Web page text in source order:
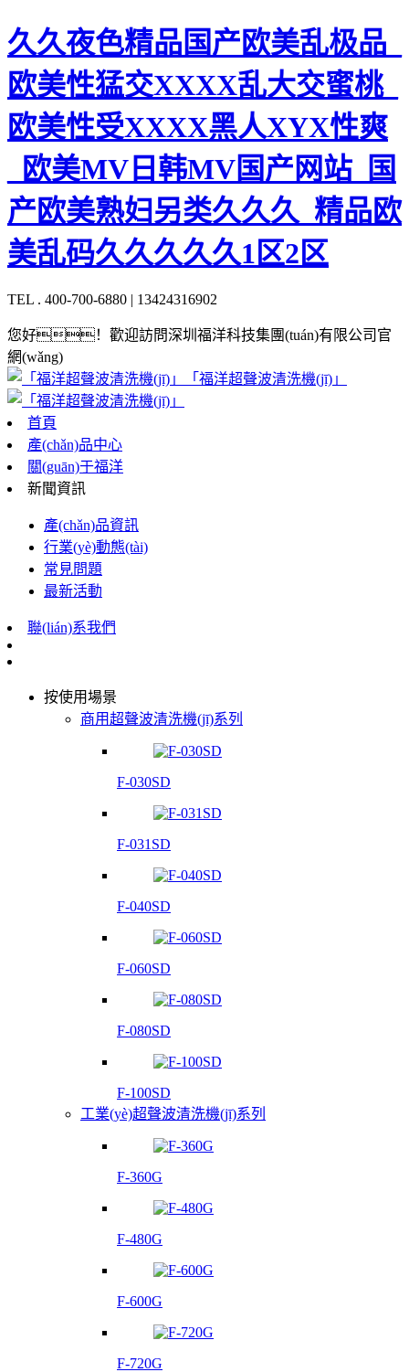
久久夜色精品国产欧美乱极品_
欧美性猛交XXXX乱大交蜜桃_
欧美性受XXXX黑人XYX性爽
_欧美MV日韩MV国产网站_国
产欧美熟妇另类久久久_精品欧
美乱码久久久久久1区2区
TEL . 400-700-6880 | 13424316902
您好！歡迎訪問深圳福洋科技集團(tuán)有限公司官
網(wǎng)
「福洋超聲波清洗機(jī)」
首頁
產(chǎn)品中心
關(guān)于福洋
新聞資訊
產(chǎn)品資訊
行業(yè)動態(tài)
常見問題
最新活動
聯(lián)系我們
按使用場景
商用超聲波清洗機(jī)系列
F-030SD
F-031SD
F-040SD
F-060SD
F-080SD
F-100SD
工業(yè)超聲波清洗機(jī)系列
F-360G
F-480G
F-600G
F-720G